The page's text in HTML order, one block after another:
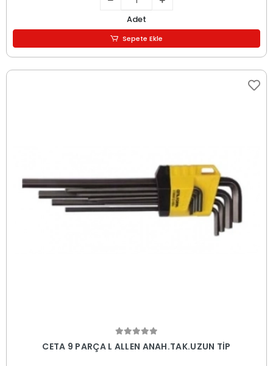
Adet
Sepete Ekle
Sepete Ekle
CETA 9 PARÇA L ALLEN ANAH.TAK.UZUN TİP